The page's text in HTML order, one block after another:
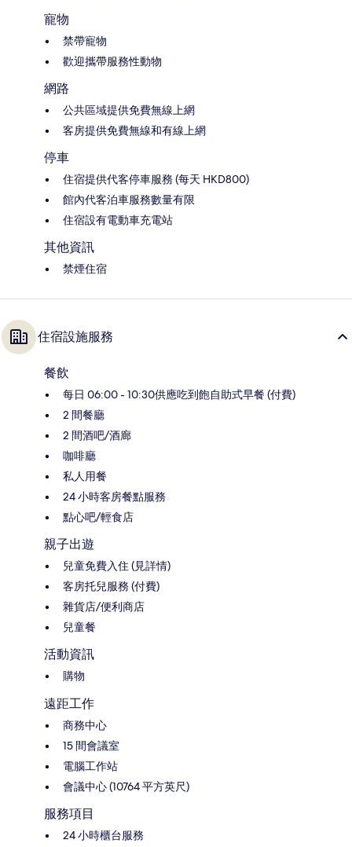
寵物
禁帶寵物
歡迎攜帶服務性動物
網路
公共區域提供免費無線上網
客房提供免費無線和有線上網
停車
住宿提供代客停車服務 (每天 HKD800)
館內代客泊車服務數量有限
住宿設有電動車充電站
其他資訊
禁煙住宿
住宿設施服務
餐飲
每日 06:00 - 10:30供應吃到飽自助式早餐 (付費)
2 間餐廳
2 間酒吧/酒廊
咖啡廳
私人用餐
24 小時客房餐點服務
點心吧/輕食店
親子出遊
兒童免費入住 (見詳情)
客房托兒服務 (付費)
雜貨店/便利商店
兒童餐
活動資訊
購物
遠距工作
商務中心
15 間會議室
電腦工作站
會議中心 (10764 平方英尺)
服務項目
24 小時櫃台服務